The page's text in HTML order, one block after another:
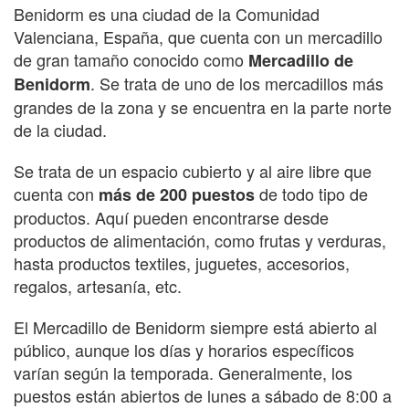
Benidorm es una ciudad de la Comunidad
Valenciana, España, que cuenta con un mercadillo
de gran tamaño conocido como Mercadillo de
Benidorm. Se trata de uno de los mercadillos más
grandes de la zona y se encuentra en la parte norte
de la ciudad.
Se trata de un espacio cubierto y al aire libre que
cuenta con más de 200 puestosde todo tipo de
productos. Aquí pueden encontrarse desde
productos de alimentación, como frutas y verduras,
hasta productos textiles, juguetes, accesorios,
regalos, artesanía, etc.
El Mercadillo de Benidorm siempre está abierto al
público, aunque los días y horarios específicos
varían según la temporada. Generalmente, los
puestos están abiertos de lunes a sábado de 8:00 a